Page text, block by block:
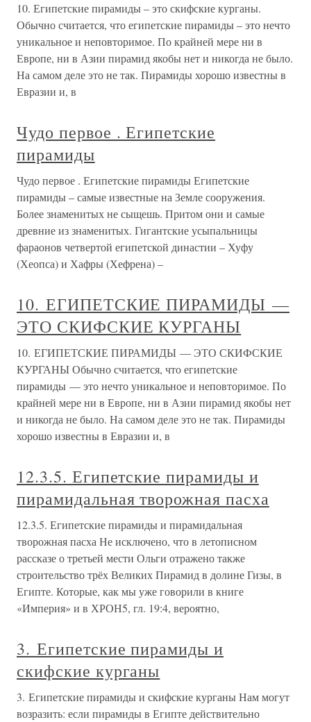
10. Египетские пирамиды – это скифские курганы.
Обычно считается, что египетские пирамиды – это нечто
уникальное и неповторимое. По крайней мере ни в
Европе, ни в Азии пирамид якобы нет и никогда не было.
На самом деле это не так. Пирамиды хорошо известны в
Евразии и, в
Чудо первое . Египетские
пирамиды
Чудо первое . Египетские пирамиды Египетские
пирамиды – самые известные на Земле сооружения.
Более знаменитых не сыщешь. Притом они и самые
древние из знаменитых. Гигантские усыпальницы
фараонов четвертой египетской династии – Хуфу
(Хеопса) и Хафры (Хефрена) –
10. ЕГИПЕТСКИЕ ПИРАМИДЫ —
ЭТО СКИФСКИЕ КУРГАНЫ
10. ЕГИПЕТСКИЕ ПИРАМИДЫ — ЭТО СКИФСКИЕ
КУРГАНЫ Обычно считается, что египетские
пирамиды — это нечто уникальное и неповторимое. По
крайней мере ни в Европе, ни в Азии пирамид якобы нет
и никогда не было. На самом деле это не так. Пирамиды
хорошо известны в Евразии и, в
12.3.5. Египетские пирамиды и
пирамидальная творожная пасха
12.3.5. Египетские пирамиды и пирамидальная
творожная пасха Не исключено, что в летописном
рассказе о третьей мести Ольги отражено также
строительство трёх Великих Пирамид в долине Гизы, в
Египте. Которые, как мы уже говорили в книге
«Империя» и в ХРОН5, гл. 19:4, вероятно,
3. Египетские пирамиды и
скифские курганы
3. Египетские пирамиды и скифские курганы Нам могут
возразить: если пирамиды в Египте действительно